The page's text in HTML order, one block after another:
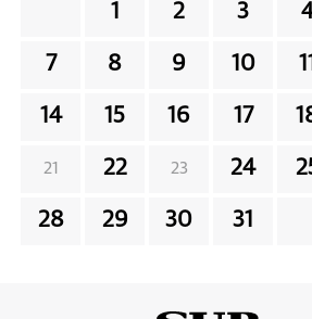
1 2 3
7 8 9 10 11
14 15 16 17
21 22 23 24
28 29 30 31